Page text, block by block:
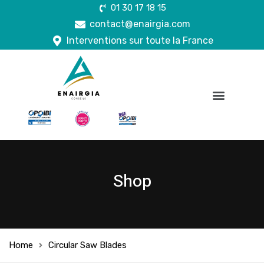
01 30 17 18 15
contact@enairgia.com
Interventions sur toute la France
Shop
Home Circular Saw Blades